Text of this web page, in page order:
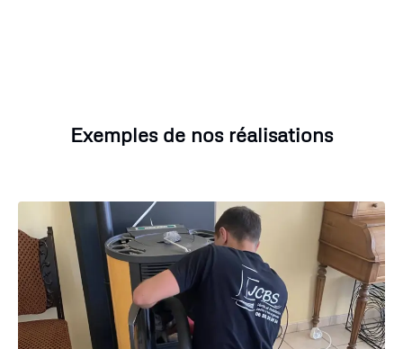
Exemples de nos réalisations